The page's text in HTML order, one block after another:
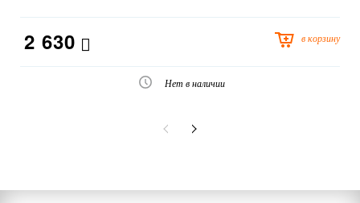
2 630 в корзину
Нет в наличии